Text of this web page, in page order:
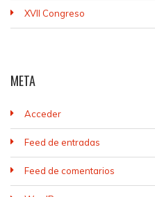
XVII Congreso
META
Acceder
Feed de entradas
Feed de comentarios